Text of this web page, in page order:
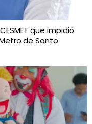
que impidió
de Santo